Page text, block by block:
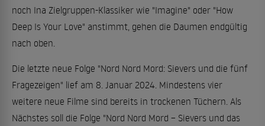
noch Ina Zielgruppen-Klassiker wie "Imagine" oder "How
Deep Is Your Love" anstimmt, gehen die Daumen endgültig
nach oben.
Die letzte neue Folge "Nord Nord Mord: Sievers und die fünf
Fragezeigen" lief am 8. Januar 2024. Mindestens vier
weitere neue Filme sind bereits in trockenen Tüchern. Als
Nächstes soll die Folge "Nord Nord Mord – Sievers und das